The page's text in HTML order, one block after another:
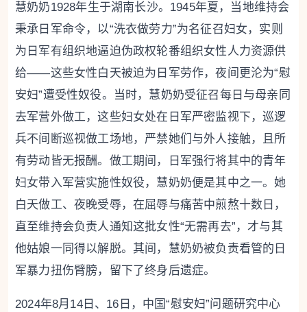
慧奶奶1928年生于湖南长沙。1945年夏，当地维持会
秉承日军命令，以“洗衣做劳力”为名征召妇女，实则
为日军有组织地逼迫伪政权轮番组织女性人力资源供
给——这些女性白天被迫为日军劳作，夜间更沦为“慰
安妇”遭受性奴役。当时，慧奶奶受征召每日与母亲同
去军营外做工，这些妇女处在日军严密监视下，巡逻
兵不间断巡视做工场地，严禁她们与外人接触，且所
有劳动皆无报酬。做工期间，日军强行将其中的青年
妇女带入军营实施性奴役，慧奶奶便是其中之一。她
白天做工、夜晚受辱，在屈辱与痛苦中煎熬十数日，
直至维持会负责人通知这批女性“无需再去”，才与其
他姑娘一同得以解脱。其间，慧奶奶被负责看管的日
军暴力扭伤臂膀，留下了终身后遗症。
2024年8月14日、16日，中国“慰安妇”问题研究中心